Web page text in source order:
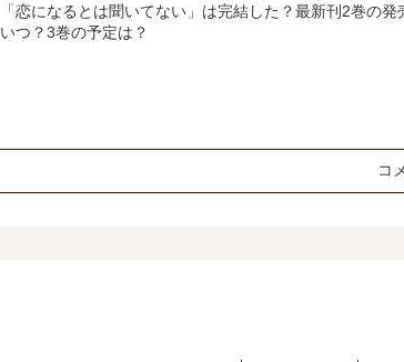
「恋になるとは聞いてない」は完結した？最新刊2巻の発
いつ？3巻の予定は？
コ